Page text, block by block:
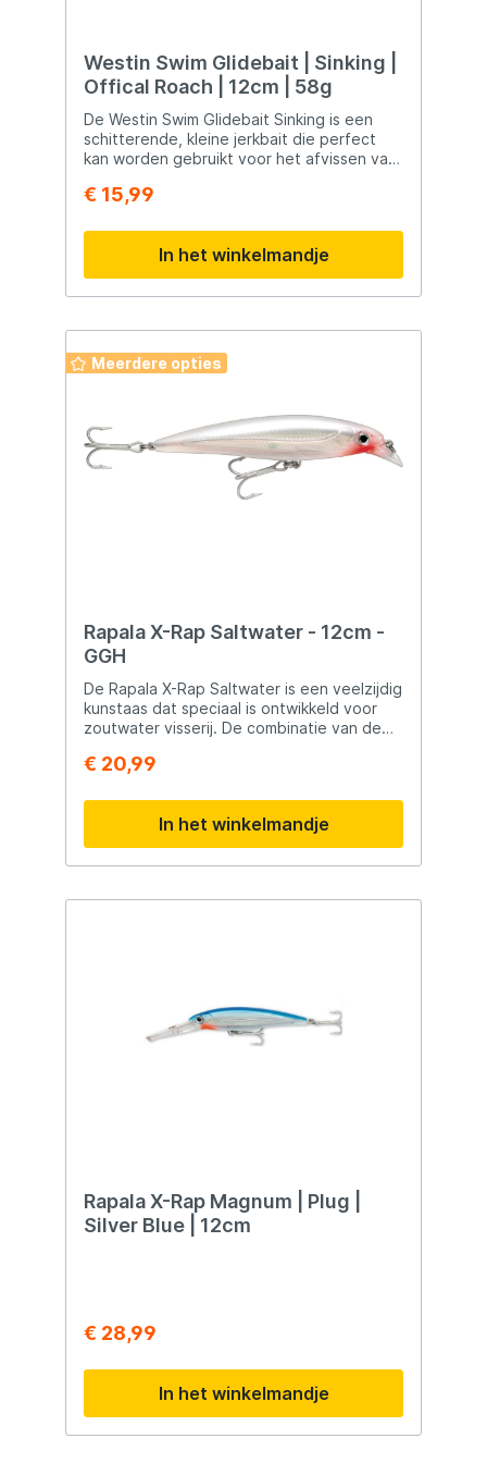
Westin Swim Glidebait | Sinking |
Offical Roach | 12cm | 58g
De Westin Swim Glidebait Sinking is een
schitterende, kleine jerkbait die perfect
kan worden gebruikt voor het afvissen van
Swim is voorzien van vlijmscherpe haken en
€ 15,99
In het winkelmandje
Meerdere opties
Rapala X-Rap Saltwater - 12cm -
GGH
De Rapala X-Rap Saltwater is een veelzijdig
kunstaas dat speciaal is ontwikkeld voor
zoutwater visserij. De combinatie van de
agressieve Slashbait® beweging zorgt
twitchen ontstaat een felle, zijwaartse
actie die roofvis triggert. Het ingebouwde
long-cast systeem maakt verre en
nauwkeurige worpen mogelijk. De robuuste
omstandigheden. Belangrijkste kenmerken
werpen Veelzijdig inzetbaar Betrouwbaar
Geschikt voor Zeevisserij Roofvisserij
€ 20,99
In het winkelmandje
Rapala X-Rap Magnum | Plug |
Silver Blue | 12cm
€ 28,99
In het winkelmandje